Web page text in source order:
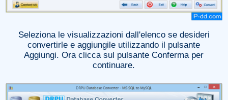
Seleziona le visualizzazioni dall'elenco se desideri
convertirle e aggiungile utilizzando il pulsante
Aggiungi. Ora clicca sul pulsante Conferma per
continuare.